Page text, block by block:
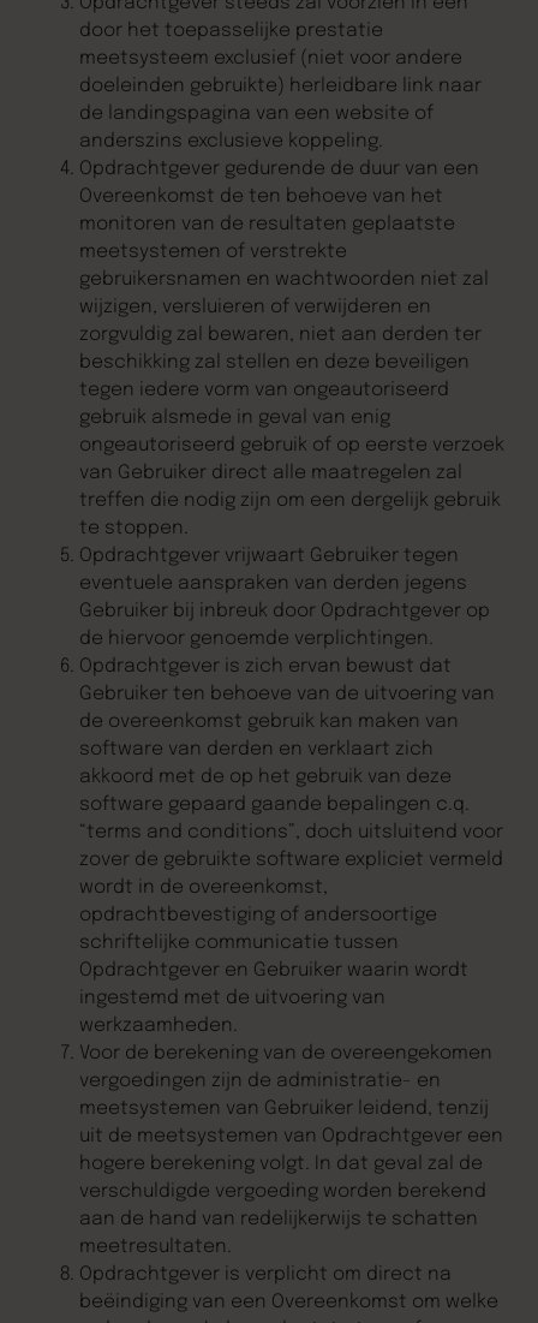
Opdrachtgever steeds zal voorzien in een
door het toepasselijke prestatie
meetsysteem exclusief (niet voor andere
doeleinden gebruikte) herleidbare link naar
de landingspagina van een website of
anderszins exclusieve koppeling.
Opdrachtgever gedurende de duur van een
Overeenkomst de ten behoeve van het
monitoren van de resultaten geplaatste
meetsystemen of verstrekte
gebruikersnamen en wachtwoorden niet zal
wijzigen, versluieren of verwijderen en
zorgvuldig zal bewaren, niet aan derden ter
beschikking zal stellen en deze beveiligen
tegen iedere vorm van ongeautoriseerd
gebruik alsmede in geval van enig
ongeautoriseerd gebruik of op eerste verzoek
van Gebruiker direct alle maatregelen zal
treffen die nodig zijn om een dergelijk gebruik
te stoppen.
Opdrachtgever vrijwaart Gebruiker tegen
eventuele aanspraken van derden jegens
Gebruiker bij inbreuk door Opdrachtgever op
de hiervoor genoemde verplichtingen.
Opdrachtgever is zich ervan bewust dat
Gebruiker ten behoeve van de uitvoering van
de overeenkomst gebruik kan maken van
software van derden en verklaart zich
akkoord met de op het gebruik van deze
software gepaard gaande bepalingen c.q.
“terms and conditions”, doch uitsluitend voor
zover de gebruikte software expliciet vermeld
wordt in de overeenkomst,
opdrachtbevestiging of andersoortige
schriftelijke communicatie tussen
Opdrachtgever en Gebruiker waarin wordt
ingestemd met de uitvoering van
werkzaamheden.
Voor de berekening van de overeengekomen
vergoedingen zijn de administratie- en
meetsystemen van Gebruiker leidend, tenzij
uit de meetsystemen van Opdrachtgever een
hogere berekening volgt. In dat geval zal de
verschuldigde vergoeding worden berekend
aan de hand van redelijkerwijs te schatten
meetresultaten.
Opdrachtgever is verplicht om direct na
beëindiging van een Overeenkomst om welke